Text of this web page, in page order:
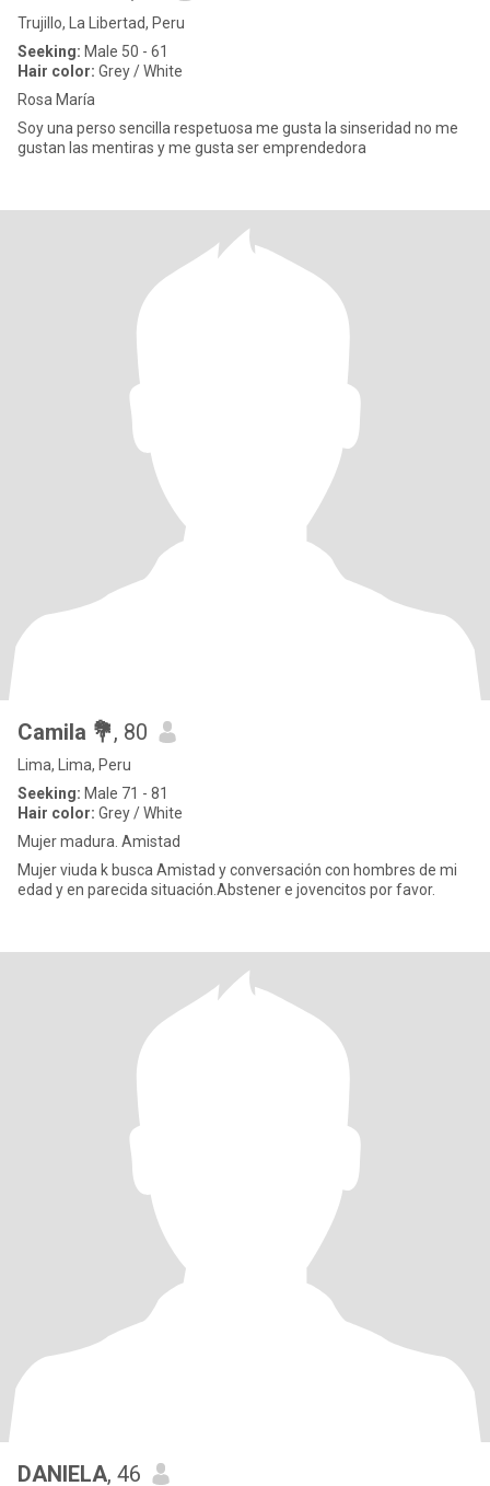
Trujillo, La Libertad, Peru
Seeking: Male 50 - 61
Hair color: Grey / White
Rosa María
Soy una perso sencilla respetuosa me gusta la sinseridad no me
gustan las mentiras y me gusta ser emprendedora
Camila 💐, 80
Lima, Lima, Peru
Seeking: Male 71 - 81
Hair color: Grey / White
Mujer madura. Amistad
Mujer viuda k busca Amistad y conversación con hombres de mi
edad y en parecida situación.Abstener e jovencitos por favor.
DANIELA, 46